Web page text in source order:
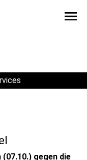
menu
gegen die